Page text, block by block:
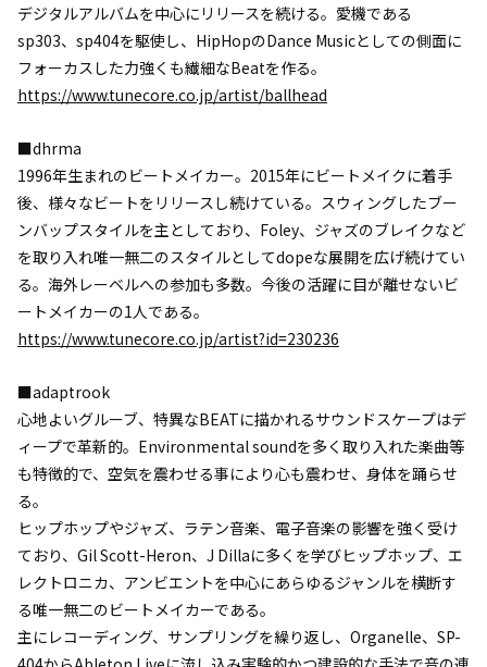
デジタルアルバムを中心にリリースを続ける。愛機である
sp303、sp404を駆使し、HipHopのDance Musicとしての側面に
フォーカスした力強くも繊細なBeatを作る。
https://www.tunecore.co.jp/artist/ballhead
■dhrma
1996年生まれのビートメイカー。2015年にビートメイクに着手
後、様々なビートをリリースし続けている。スウィングしたブー
ンバップスタイルを主としており、Foley、ジャズのブレイクなど
を取り入れ唯一無二のスタイルとしてdopeな展開を広げ続けてい
る。海外レーベルへの参加も多数。今後の活躍に目が離せないビ
ートメイカーの1人である。
https://www.tunecore.co.jp/artist?id=230236
■adaptrook
心地よいグルーブ、特異なBEATに描かれるサウンドスケープはデ
ィープで革新的。Environmental soundを多く取り入れた楽曲等
も特徴的で、空気を震わせる事により心も震わせ、身体を踊らせ
る。
ヒップホップやジャズ、ラテン音楽、電子音楽の影響を強く受け
ており、Gil Scott-Heron、J Dillaに多くを学びヒップホップ、エ
レクトロニカ、アンビエントを中心にあらゆるジャンルを横断す
る唯一無二のビートメイカーである。
主にレコーディング、サンプリングを繰り返し、Organelle、SP-